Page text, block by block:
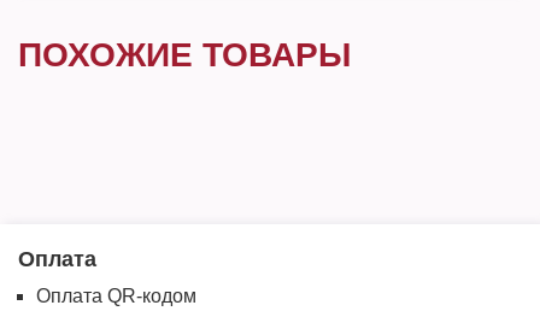
ПОХОЖИЕ ТОВАРЫ
Оплата
Оплата QR-кодом